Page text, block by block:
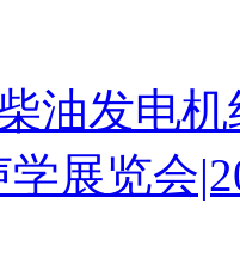
油发电机
学展览会